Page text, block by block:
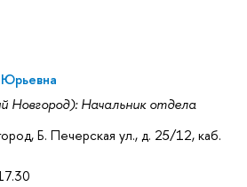
Новгород): Начальник отдела
Б. Печерская ул., д. 25/12, каб.